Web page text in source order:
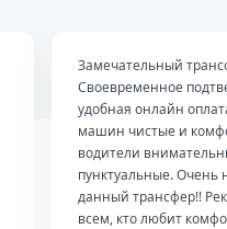
Замечательный
Своевременное
удобная онлайн
машин чистые и
водители
пунктуальные. Очень
данный трансфер!!
всем, кто любит